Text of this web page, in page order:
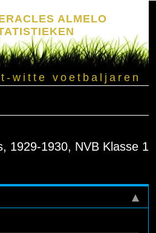
ALMELO
witte voetbaljaren
1929-1930, NVB Klasse 1